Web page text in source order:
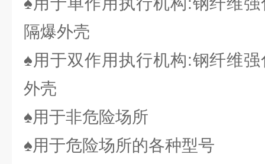
隔爆外壳
♠用于双作用执行机构:钢纤维
外壳
♠用于非危险场所
♠用于危险场所的各种型号